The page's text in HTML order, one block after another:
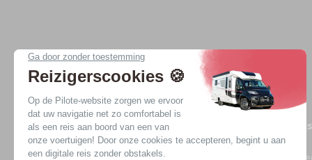
Onze voertuigen